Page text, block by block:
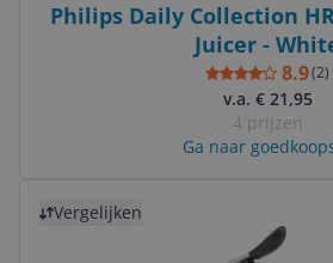
Philips Daily Collection
Juicer -
8.9(2)
v.a. € 21,95
4 prijzen
Ga naar
Vergelijken